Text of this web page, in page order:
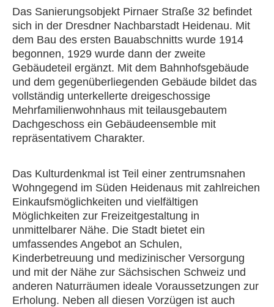
Das Sanierungsobjekt Pirnaer Straße 32 befindet
sich in der Dresdner Nachbarstadt Heidenau. Mit
dem Bau des ersten Bauabschnitts wurde 1914
begonnen, 1929 wurde dann der zweite
Gebäudeteil ergänzt. Mit dem Bahnhofsgebäude
und dem gegenüberliegenden Gebäude bildet das
vollständig unterkellerte dreigeschossige
Mehrfamilienwohnhaus mit teilausgebautem
Dachgeschoss ein Gebäudeensemble mit
repräsentativem Charakter.
Das Kulturdenkmal ist Teil einer zentrumsnahen
Wohngegend im Süden Heidenaus mit zahlreichen
Einkaufsmöglichkeiten und vielfältigen
Möglichkeiten zur Freizeitgestaltung in
unmittelbarer Nähe. Die Stadt bietet ein
umfassendes Angebot an Schulen,
Kinderbetreuung und medizinischer Versorgung
und mit der Nähe zur Sächsischen Schweiz und
anderen Naturräumen ideale Voraussetzungen zur
Erholung. Neben all diesen Vorzügen ist auch